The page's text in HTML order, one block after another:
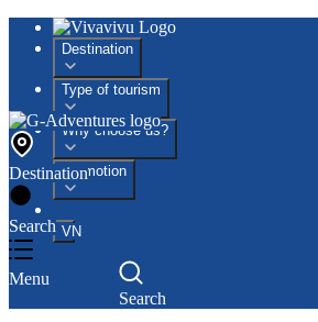
Destination
Type of tourism
Why choose us?
Promotion
VN
Search
Destination
Search
Menu